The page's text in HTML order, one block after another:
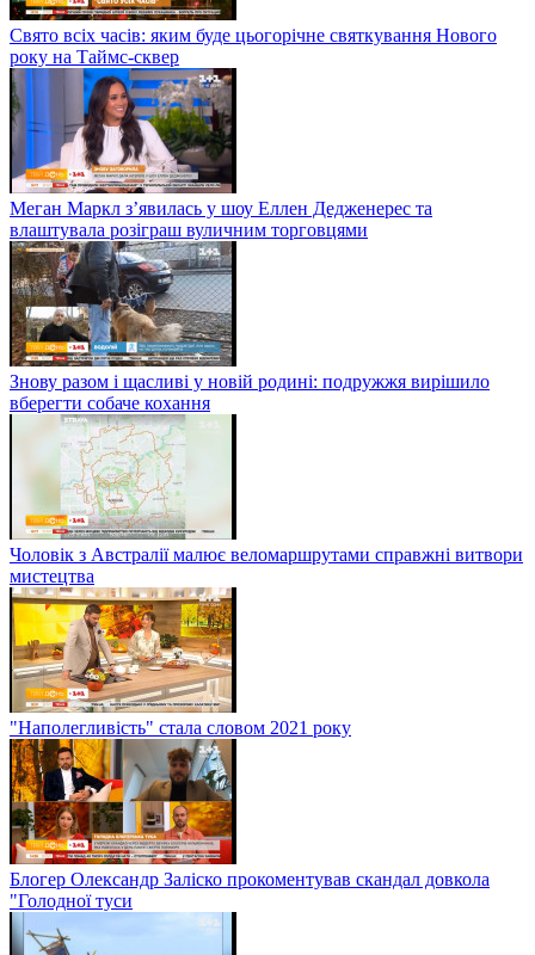
Свято всіх часів: яким буде цьогорічне святкування Нового
року на Таймс-сквер
Меган Маркл з’явилась у шоу Еллен Дедженерес та
влаштувала розіграш вуличним торговцями
Знову разом і щасливі у новій родині: подружжя вирішило
вберегти собаче кохання
Чоловік з Австралії малює веломаршрутами справжні витвори
мистецтва
"Наполегливість" стала словом 2021 року
Блогер Олександр Заліско прокоментував скандал довкола
"Голодної туси